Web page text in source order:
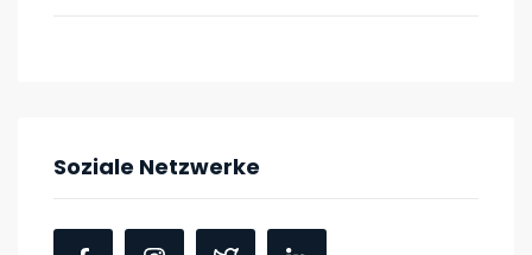
Soziale Netzwerke